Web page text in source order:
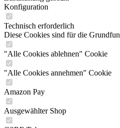
Konfiguration
Technisch erforderlich
Diese Cookies sind für die
"Alle Cookies ablehnen" Cookie
"Alle Cookies annehmen" Cookie
Amazon Pay
Ausgewählter Shop